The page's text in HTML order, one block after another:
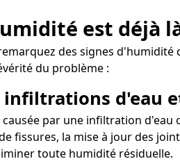
est déjà
des signes
du problème :
d'eau
par une infiltration d'eau
fissures, la mise à jour des
toute humidité résiduelle.